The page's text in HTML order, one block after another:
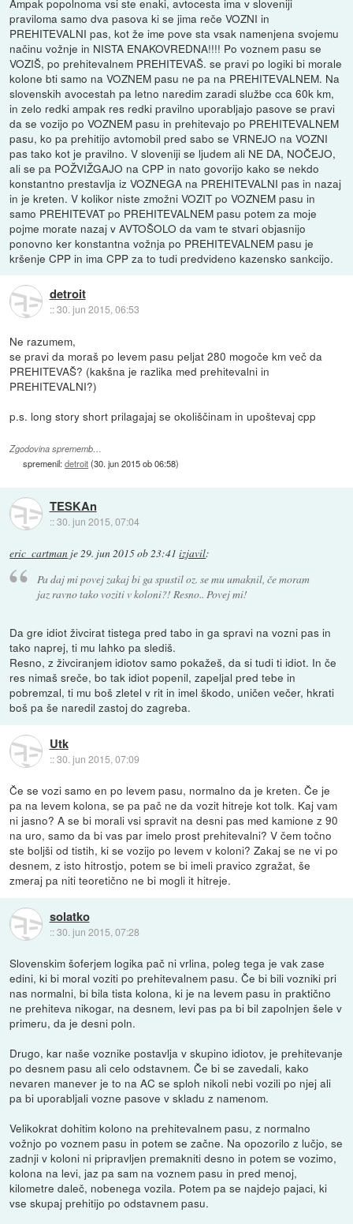
praviloma samo dva pasova ki se jima reče VOZNI in
PREHITEVALNI pas, kot že ime pove sta vsak namenjena svojemu
načinu vožnje in NISTA ENAKOVREDNA!!!! Po voznem pasu se
VOZIŠ, po prehitevalnem PREHITEVAŠ. se pravi po logiki bi morale
kolone bti samo na VOZNEM pasu ne pa na PREHITEVALNEM. Na
slovenskih avocestah pa letno naredim zaradi službe cca 60k km,
in zelo redki ampak res redki pravilno uporabljajo pasove se pravi
da se vozijo po VOZNEM pasu in prehitevajo po PREHITEVALNEM
pasu, ko pa prehitijo avtomobil pred sabo se VRNEJO na VOZNI
pas tako kot je pravilno. V sloveniji se ljudem ali NE DA, NOČEJO,
ali se pa POŽVIŽGAJO na CPP in nato govorijo kako se nekdo
konstantno prestavlja iz VOZNEGA na PREHITEVALNI pas in nazaj
in je kreten. V kolikor niste zmožni VOZIT po VOZNEM pasu in
samo PREHITEVAT po PREHITEVALNEM pasu potem za moje
pojme morate nazaj v AVTOŠOLO da vam te stvari objasnijo
ponovno ker konstantna vožnja po PREHITEVALNEM pasu je
kršenje CPP in ima CPP za to tudi predvideno kazensko sankcijo.
detroit
::30. jun 2015, 06:53
Ne razumem,
se pravi da moraš po levem pasu peljat 280 mogoče km več da
PREHITEVAŠ? (kakšna je razlika med prehitevalni in
PREHITEVALNI?)
p.s. long story short prilagajaj se okoliščinam in upoštevaj cpp
Zgodovina sprememb…
spremenil:detroit(30. jun 2015 ob 06:58)
TESKAn
::30. jun 2015, 07:04
eric_cartman je29. jun 2015 ob 23:41 izjavil:
Pa daj mi povej zakaj bi ga spustil oz. se mu umaknil, če moram
jaz ravno tako voziti v koloni?! Resno.. Povej mi!
Da gre idiot živcirat tistega pred tabo in ga spravi na vozni pas in
tako naprej, ti mu lahko pa slediš.
Resno, z živciranjem idiotov samo pokažeš, da si tudi ti idiot. In če
res nimaš sreče, bo tak idiot popenil, zapeljal pred tebe in
pobremzal, ti mu boš zletel v rit in imel škodo, uničen večer, hkrati
boš pa še naredil zastoj do zagreba.
Utk
::30. jun 2015, 07:09
Če se vozi samo en po levem pasu, normalno da je kreten. Če je
pa na levem kolona, se pa pač ne da vozit hitreje kot tolk. Kaj vam
ni jasno? A se bi morali vsi spravit na desni pas med kamione z 90
na uro, samo da bi vas par imelo prost prehitevalni? V čem točno
ste boljši od tistih, ki se vozijo po levem v koloni? Zakaj se ne vi po
desnem, z isto hitrostjo, potem se bi imeli pravico zgražat, še
zmeraj pa niti teoretično ne bi mogli it hitreje.
solatko
::30. jun 2015, 07:28
Slovenskim šoferjem logika pač ni vrlina, poleg tega je vak zase
edini, ki bi moral voziti po prehitevalnem pasu. Če bi bili vozniki pri
nas normalni, bi bila tista kolona, ki je na levem pasu in praktično
ne prehiteva nikogar, na desnem, levi pas pa bi bil zapolnjen šele v
primeru, da je desni poln.
Drugo, kar naše voznike postavlja v skupino idiotov, je prehitevanje
po desnem pasu ali celo odstavnem. Če bi se zavedali, kako
nevaren manever je to na AC se sploh nikoli nebi vozili po njej ali
pa bi uporabljali vozne pasove v skladu z namenom.
Velikokrat dohitim kolono na prehitevalnem pasu, z normalno
vožnjo po voznem pasu in potem se začne. Na opozorilo z lučjo, se
zadnji v koloni ni pripravljen premakniti desno in potem se vozimo,
kolona na levi, jaz pa sam na voznem pasu in pred menoj,
kilometre daleč, nobenega vozila. Potem pa se najdejo pajaci, ki
vse skupaj prehitijo po odstavnem pasu.